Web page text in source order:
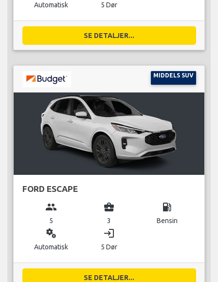
Automatisk 5 Dør
SE DETALJER...
MIDDELS SUV
FORD ESCAPE
group
5
business_center
3
local_gas_station
Bensin
miscellaneous_services
Automatisk
login
5 Dør
SE DETALJER...